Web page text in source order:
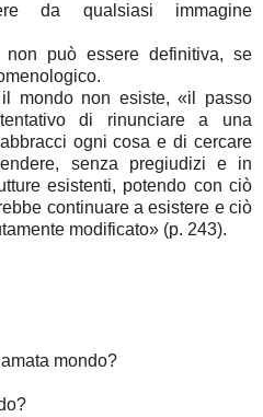
da qualsiasi immagine
può essere definitiva, se
mondo non esiste, «il passo
di rinunciare a una
ogni cosa e di cercare
senza pregiudizi e in
esistenti, potendo con ciò
continuare a esistere e ciò
modificato» (p. 243).
mondo?